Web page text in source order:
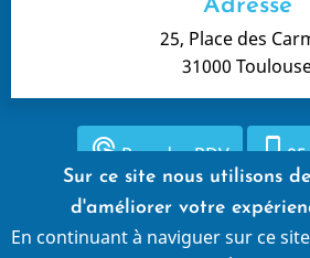
Adresse
25, Place des
31000
ads_clickPrendre RDV phone_iphone
Mentions légales
Sur ce site nous utilisons
d'améliorer votre
En continuant à naviguer sur ce